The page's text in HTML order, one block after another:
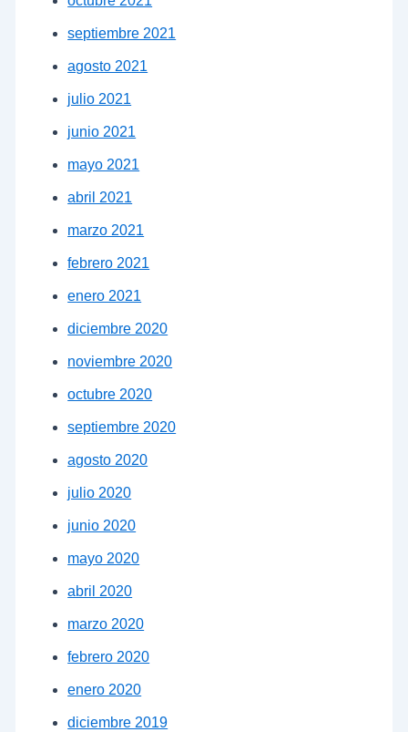
septiembre 2021
agosto 2021
julio 2021
junio 2021
mayo 2021
abril 2021
marzo 2021
febrero 2021
enero 2021
diciembre 2020
noviembre 2020
octubre 2020
septiembre 2020
agosto 2020
julio 2020
junio 2020
mayo 2020
abril 2020
marzo 2020
febrero 2020
enero 2020
diciembre 2019